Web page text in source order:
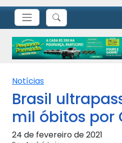
Notícias
Brasil
mil óbitos por
24 de fevereiro de 2021